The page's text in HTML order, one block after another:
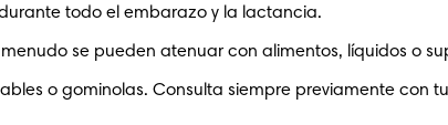
todo el embarazo y la lactancia.
se pueden atenuar con alimentos, líquidos o
o gominolas. Consulta siempre previamente con